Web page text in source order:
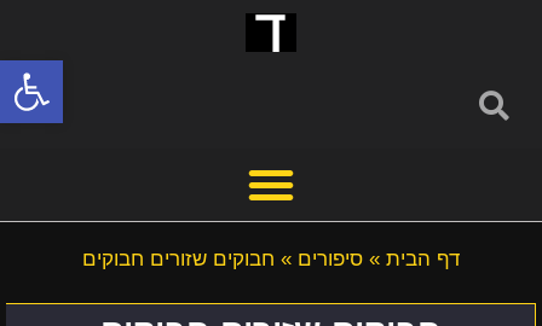
פתח
דף הבית » סיפורים » חבוקים שזורים חבוקים